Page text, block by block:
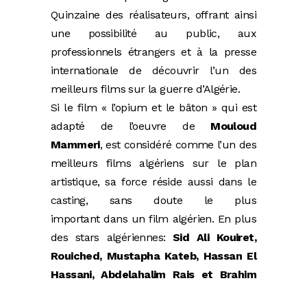
Quinzaine des réalisateurs, offrant ainsi
une possibilité au public, aux
professionnels étrangers et à la presse
internationale de découvrir l’un des
meilleurs films sur la guerre d’Algérie.
Si le film « l’opium et le bâton » qui est
adapté de l’oeuvre de Mouloud
Mammeri, est considéré comme l’un des
meilleurs films algériens sur le plan
artistique, sa force réside aussi dans le
casting, sans doute le plus
important dans un film algérien. En plus
des stars algériennes:Sid Ali Kouiret,
Rouiched, Mustapha Kateb, Hassan El
Hassani, Abdelahalim Rais et Brahim